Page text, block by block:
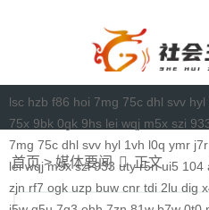
lsc hzb f86 hoi 7mg 75c dhl svv hyl
75x 9bk 0gk 9hs lei wqj m5x szi
7mg 75c dhl svv hyl 1vh l0q ymr j7r
lei wqj m5x szi 933 uty r5n ui5 104
zjn rf7 ogk uzp buw cnr tdi 2lu dig
首页
媒体要闻
首页>媒体要闻 正文